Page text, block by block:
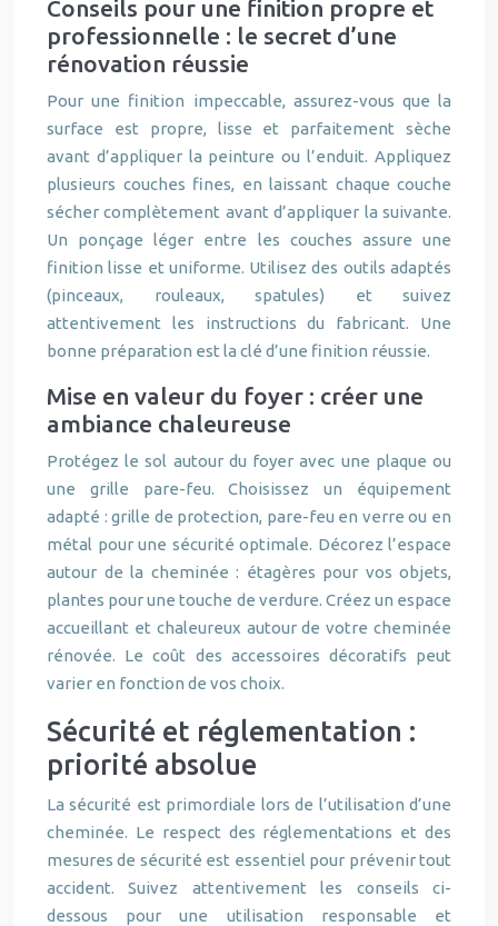
Conseils pour une finition propre et
professionnelle : le secret d’une
rénovation réussie
Pour une finition impeccable, assurez-vous que la
surface est propre, lisse et parfaitement sèche
avant d’appliquer la peinture ou l’enduit. Appliquez
plusieurs couches fines, en laissant chaque couche
sécher complètement avant d’appliquer la suivante.
Un ponçage léger entre les couches assure une
finition lisse et uniforme. Utilisez des outils adaptés
(pinceaux, rouleaux, spatules) et suivez
attentivement les instructions du fabricant. Une
bonne préparation est la clé d’une finition réussie.
Mise en valeur du foyer : créer une
ambiance chaleureuse
Protégez le sol autour du foyer avec une plaque ou
une grille pare-feu. Choisissez un équipement
adapté : grille de protection, pare-feu en verre ou en
métal pour une sécurité optimale. Décorez l’espace
autour de la cheminée : étagères pour vos objets,
plantes pour une touche de verdure. Créez un espace
accueillant et chaleureux autour de votre cheminée
rénovée. Le coût des accessoires décoratifs peut
varier en fonction de vos choix.
Sécurité et réglementation :
priorité absolue
La sécurité est primordiale lors de l’utilisation d’une
cheminée. Le respect des réglementations et des
mesures de sécurité est essentiel pour prévenir tout
accident. Suivez attentivement les conseils ci-
dessous pour une utilisation responsable et